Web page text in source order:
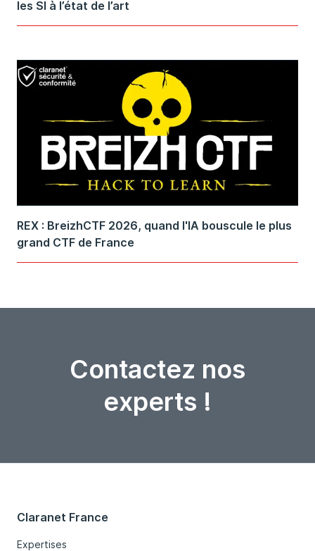
les SI à l’état de l’art
REX : BreizhCTF 2026, quand l'IA bouscule le plus
grand CTF de France
Contactez nos
experts !
Claranet France
Expertises